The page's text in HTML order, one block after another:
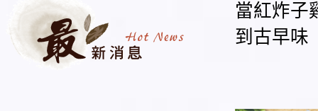
當紅炸子
到古早味